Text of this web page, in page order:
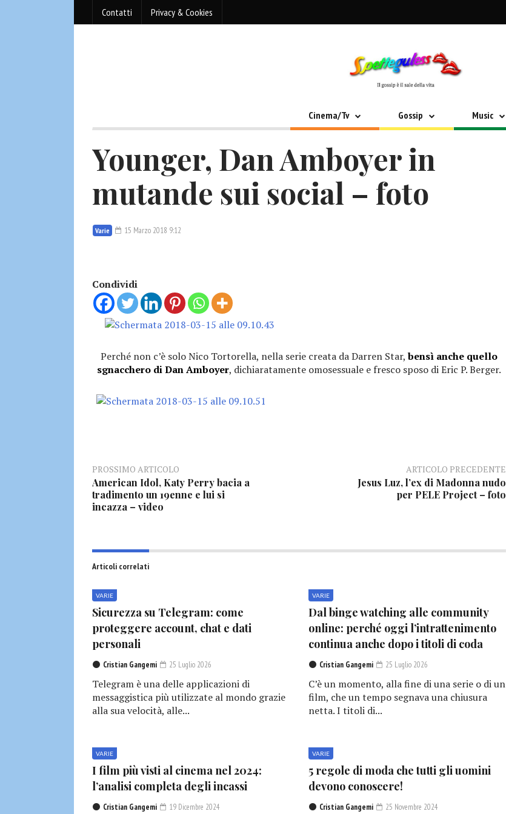
Contatti Privacy & Cookies
Cinema/Tv Gossip Music
Younger, Dan Amboyer in
mutande sui social – foto
Varie 15 Marzo 2018 9:12
Condividi
Perché non c’è solo Nico Tortorella, nella serie creata da Darren Star,bensì anche quello
sgnacchero di Dan Amboyer, dichiaratamente omosessuale e fresco sposo di Eric P. Berger.
PROSSIMO ARTICOLO
American Idol, Katy Perry bacia a
tradimento un 19enne e lui si
incazza – video
ARTICOLO PRECEDENTE
Jesus Luz, l’ex di Madonna nudo
per PELE Project – foto
Articoli correlati
VARIE
Sicurezza su Telegram: come
proteggere account, chat e dati
personali
Cristian Gangemi 25 Luglio 2026
Telegram è una delle applicazioni di
messaggistica più utilizzate al mondo grazie
alla sua velocità, alle...
VARIE
Dal binge watching alle community
online: perché oggi l’intrattenimento
continua anche dopo i titoli di coda
Cristian Gangemi 25 Luglio 2026
C’è un momento, alla fine di una serie o di un
film, che un tempo segnava una chiusura
netta. I titoli di...
VARIE
I film più visti al cinema nel 2024:
l’analisi completa degli incassi
Cristian Gangemi 19 Dicembre 2024
VARIE
5 regole di moda che tutti gli uomini
devono conoscere!
Cristian Gangemi 25 Novembre 2024